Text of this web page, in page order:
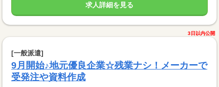
求人詳細を見る
3日以内公開
[一般派遣]
9月開始♪地元優良企業☆残業ナシ！メーカーで
受発注や資料作成